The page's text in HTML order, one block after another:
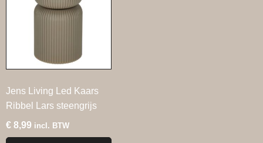
Jens Living Led Kaars
Ribbel Lars steengrijs
€ 8,99 incl. BTW